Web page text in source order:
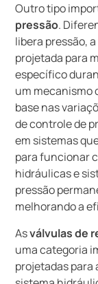
Outro tipo
pressão.
libera pressão,
projetada para
específico
um mecanismo
base nas
de controle de
em sistemas
para funcionar
hidráulicas e
pressão
melhorando a
Asválvulas de
uma categoria
projetadas para